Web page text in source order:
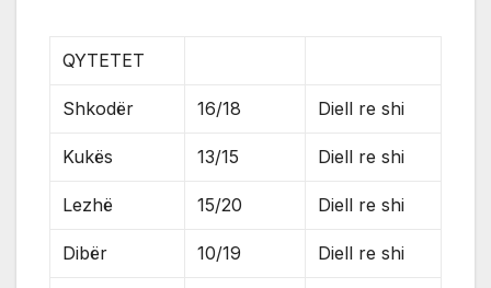
QYTETET
Shkodër 16/18 Diell re shi
Kukës 13/15 Diell re shi
Lezhë 15/20 Diell re shi
Dibër 10/19 Diell re shi